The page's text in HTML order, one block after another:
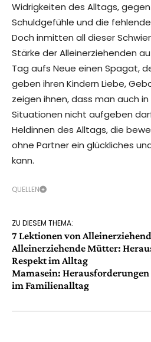
Widrigkeiten des Alltags,
Schuldgefühle und die
Doch inmitten all dieser
Stärke der Alleinerziehenden
Tag aufs Neue einen Spagat,
geben ihren Kindern Liebe,
zeigen ihnen, dass man auch
Situationen nicht aufgeben
Heldinnen des Alltags, die
ohne Partner ein glückliches
kann.
QUELLEN
ZU DIESEM THEMA:
7 Lektionen von
Alleinerziehende Mütter:
Respekt im Alltag
Mamasein:
im Familienalltag